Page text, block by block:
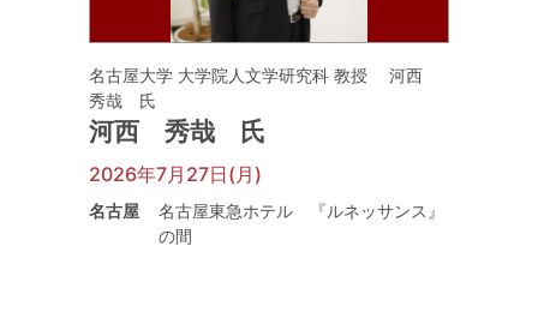
名古屋大学 大学院人文学研究科 教授 河西
秀哉 氏
河西 秀哉 氏
2026年7月27日(月)
名古屋
名古屋東急ホテル 『ルネッサンス』
の間